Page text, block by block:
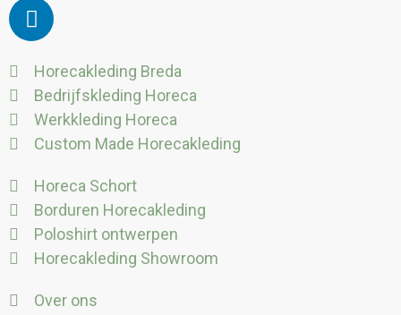
Horecakleding Breda
Bedrijfskleding Horeca
Werkkleding Horeca
Custom Made Horecakleding
Horeca Schort
Borduren Horecakleding
Poloshirt ontwerpen
Horecakleding Showroom
Over ons